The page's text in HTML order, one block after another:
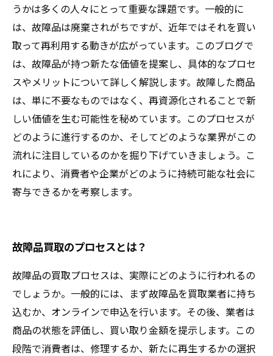
うかは多くの人々にとって重要な課題です。一般的に
は、故障品は廃棄されがちですが、近年ではそれを買い
取って再利用する動きが広がっています。このブログで
は、故障品が持つ新たな価値を提案し、具体的なプロセ
スやメリットについて詳しく解説します。故障した商品
は、単に不要なものではなく、再資源化されることで新
しい価値を生む可能性を秘めています。このプロセスが
どのように進行するのか、そしてどのような業界がこの
流れに注目しているのかを掘り下げていきましょう。こ
れにより、消費者や企業がどのように持続可能な社会に
寄与できるかを考察します。
故障品買取のプロセスとは？
故障品の買取プロセスは、実際にどのように行われるの
でしょうか。一般的には、まず故障品を買取業者に持ち
込むか、オンラインで申込を行います。その後、業者は
商品の状態を評価し、買い取り金額を提示します。この
段階で消費者は、修理するか、新たに再生するかの選択